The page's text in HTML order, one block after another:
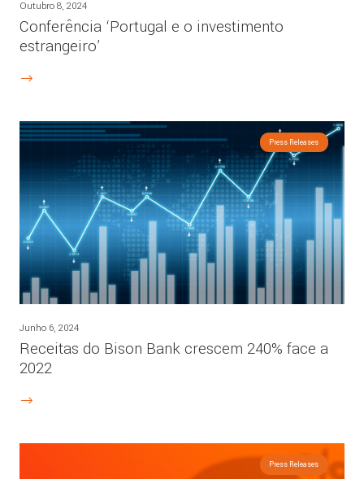
Outubro 8, 2024
Conferência ‘Portugal e o investimento
estrangeiro’
Press Releases
Junho 6, 2024
Receitas do Bison Bank crescem 240% face a
2022
Press Releases